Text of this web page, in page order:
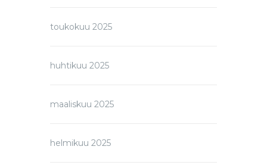
toukokuu 2025
huhtikuu 2025
maaliskuu 2025
helmikuu 2025